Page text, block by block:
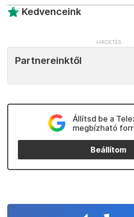
Kedvenceink
Partnereinktől
Állítsd be a
megbízható
Beállítom